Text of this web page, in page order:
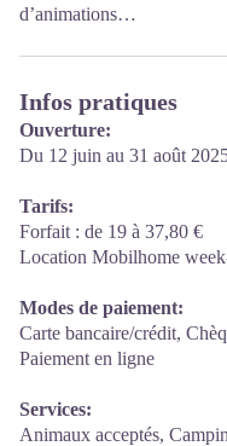
d’animations…
Infos pratiques
Ouverture:
Du 12 juin au 31 août
Tarifs:
Forfait : de 19 à 37,80 €
Location Mobilhome
Modes de paiement:
Carte bancaire/crédit,
Paiement en ligne
Services:
Animaux acceptés,